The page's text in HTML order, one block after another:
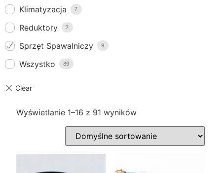
Klimatyzacja 7
Reduktory 7
Sprzęt Spawalniczy 9
Wszystko 89
Wyświetlanie 1–16 z 91 wyników